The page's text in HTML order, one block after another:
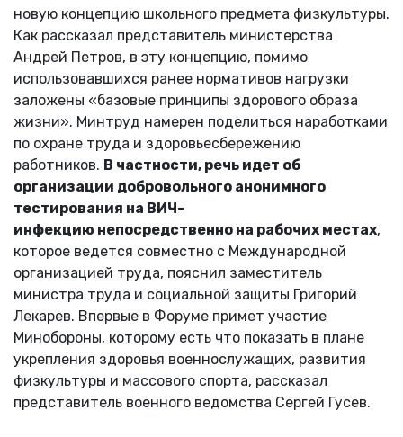
новую концепцию школьного предмета физкультуры.
Как рассказал представитель министерства
Андрей Петров, в эту концепцию, помимо
использовавшихся ранее нормативов нагрузки
заложены «базовые принципы здорового образа
жизни». Минтруд намерен поделиться наработками
по охране труда и здоровьесбережению
работников. В частности, речь идет об
организации добровольного анонимного
тестирования на ВИЧ-
инфекцию непосредственно на рабочих местах,
которое ведется совместно с Международной
организацией труда, пояснил заместитель
министра труда и социальной защиты Григорий
Лекарев. Впервые в Форуме примет участие
Минобороны, которому есть что показать в плане
укрепления здоровья военнослужащих, развития
физкультуры и массового спорта, рассказал
представитель военного ведомства Сергей Гусев.